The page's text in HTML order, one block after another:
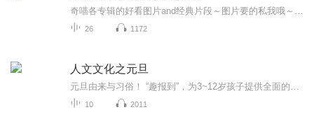
26 1172
人文文化之元旦
10 2011